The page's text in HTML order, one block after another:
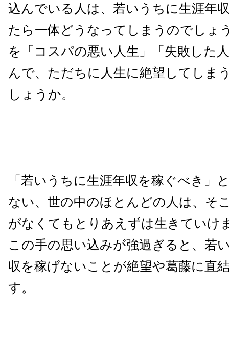
込んでいる人は、若いうちに生涯年
たら一体どうなってしまうのでしょ
を「コスパの悪い人生」「失敗した
んで、ただちに人生に絶望してしま
しょうか。
「若いうちに生涯年収を稼ぐべき 」
ない、世の中のほとんどの人は、そ
がなくてもとりあ えずは生きていけ
この手の思い込みが強過ぎると、若
収を稼げないことが絶望や葛藤に直
す。